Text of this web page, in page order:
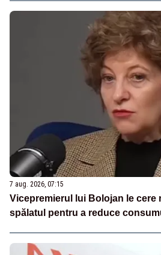
7 aug. 2026, 07:15
Vicepremierul lui Bolojan le cere
spălatul pentru a reduce